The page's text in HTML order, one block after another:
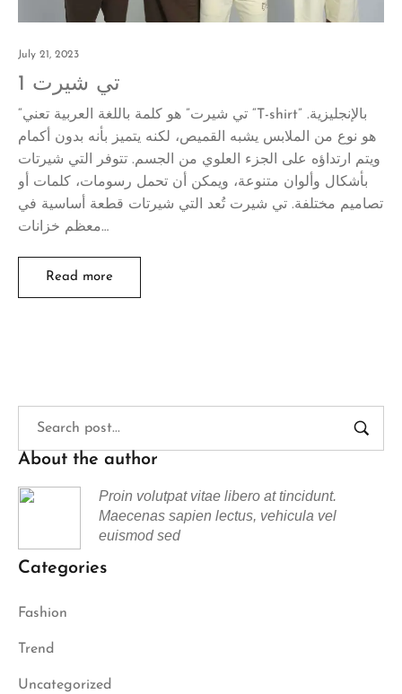
July 21, 2023
تي شيرت 1
“تي شيرت” هو كلمة باللغة العربية تعني “T-shirt” بالإنجليزية.
هو نوع من الملابس يشبه القميص، لكنه يتميز بأنه بدون أكمام
ويتم ارتداؤه على الجزء العلوي من الجسم. تتوفر التي شيرتات
بأشكال وألوان متنوعة، ويمكن أن تحمل رسومات، كلمات أو
تصاميم مختلفة. تي شيرت تُعد التي شيرتات قطعة أساسية في
معظم خزانات…
Read more
About the author
Proin volutpat vitae libero at tincidunt.
Maecenas sapien lectus, vehicula vel
euismod sed
Categories
Fashion
Trend
Uncategorized